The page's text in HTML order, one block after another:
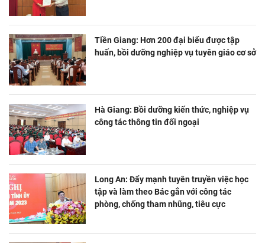
Tiền Giang: Hơn 200 đại biểu được tập
huấn, bồi dưỡng nghiệp vụ tuyên giáo cơ sở
Hà Giang: Bồi dưỡng kiến thức, nghiệp vụ
công tác thông tin đối ngoại
Long An: Đẩy mạnh tuyên truyền việc học
tập và làm theo Bác gắn với công tác
phòng, chống tham nhũng, tiêu cực